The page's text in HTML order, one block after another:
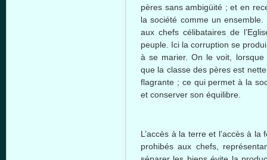
pères sans ambigüité ; et en
lasociété commeun
aux chefs célibataires de
peuple Ici la corruption se
à se marier. On le voit, lorsque
que la classedes pères est
flagrante ; cequi permet à la
et conserver son équilibre
L’accès à la terre et l’accès à
prohibés aux chefs,